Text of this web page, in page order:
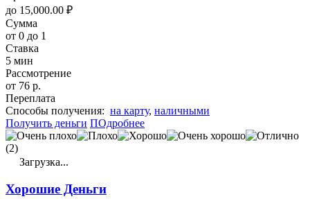
до 15,000.00 ₽
Сумма
от 0 до 1
Ставка
5 мин
Рассмотрение
от 76 р.
Переплата
Cпособы получения: на карту, наличными
Получить деньги ПОдробнее
(2)
Загрузка...
Хорошие Деньги